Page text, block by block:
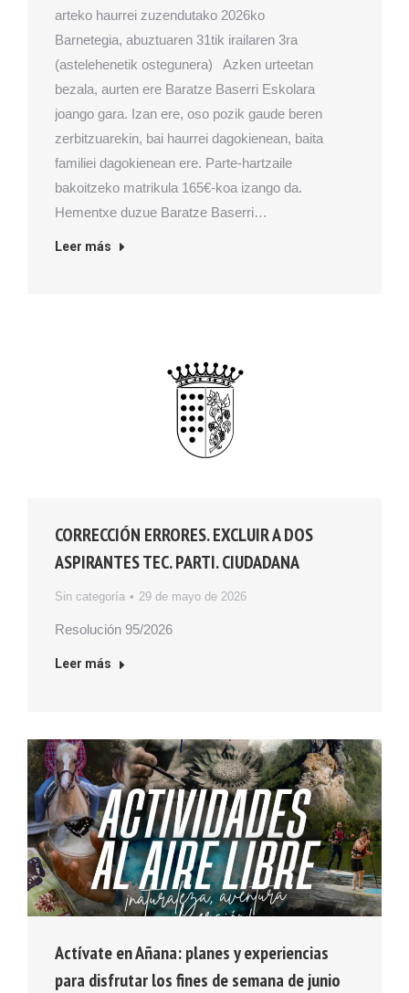
arteko haurrei zuzendutako 2026ko
Barnetegia, abuztuaren 31tik irailaren 3ra
(astelehenetik ostegunera) Azken urteetan
bezala, aurten ere Baratze Baserri Eskolara
joango gara. Izan ere, oso pozik gaude beren
zerbitzuarekin, bai haurrei dagokienean, baita
familiei dagokienean ere. Parte-hartzaile
bakoitzeko matrikula 165€-koa izango da.
Hementxe duzue Baratze Baserri…
Leer más
CORRECCIÓN ERRORES. EXCLUIR A DOS
ASPIRANTES TEC. PARTI. CIUDADANA
Sin categoría 29 de mayo de 2026
Resolución 95/2026
Leer más
Actívate en Añana: planes y experiencias
para disfrutar los fines de semana de junio